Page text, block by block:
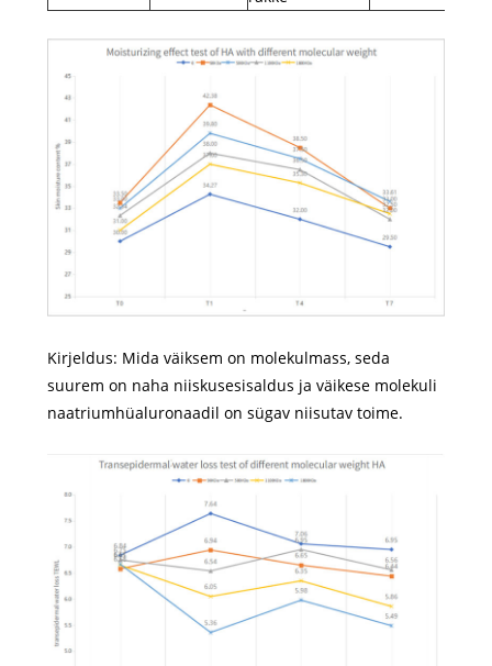
Kirjeldus: Mida väiksem on molekulmass, seda
suurem on naha niiskusesisaldus ja väikese molekuli
naatriumhüaluronaadil on sügav niisutav toime.